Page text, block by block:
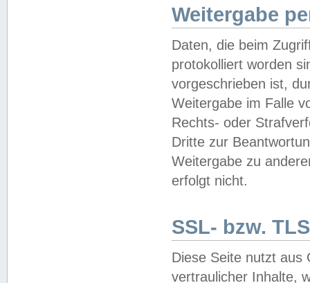
Weitergabe
Daten, die beim
protokolliert worden
vorgeschrieben ist,
Weitergabe im Falle
Rechts- oder
Dritte zur
Weitergabe zu
erfolgt nicht.
SSL- bzw.
Diese Seite nutzt aus
vertraulicher Inhalte,